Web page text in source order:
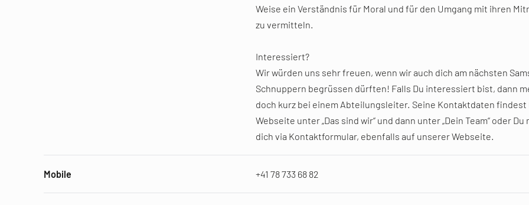
Weise ein Verständnis für Moral und für den Umgang mit ihren
zu vermitteln.
Interessiert?
Wir würden uns sehr freuen, wenn wir auch dich am nächsten
Schnuppern begrüssen dürften! Falls Du interessiert bist, dann
doch kurz bei einem Abteilungsleiter. Seine Kontaktdaten findest
Webseite unter „Das sind wir“ und dann unter „Dein Team“ oder Du
dich via Kontaktformular, ebenfalls auf unserer Webseite.
Mobile +41 78 733 68 82